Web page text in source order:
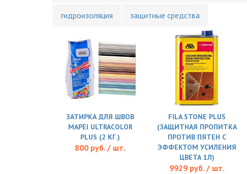
гидроизоляция защитные средства
ЗАТИРКА ДЛЯ ШВОВ
MAPEI ULTRACOLOR
PLUS (2 КГ.)
800 руб. / шт.
FILA STONE PLUS
(ЗАЩИТНАЯ ПРОПИТКА
ПРОТИВ ПЯТЕН С
ЭФФЕКТОМ УСИЛЕНИЯ
ЦВЕТА 1Л)
9929 руб. / шт.